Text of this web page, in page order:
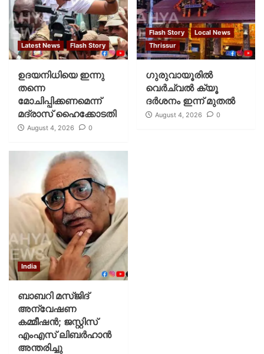
Latest News Flash Story
ഉദയനിധിയെ ഇന്നു
തന്നെ
മോചിപ്പിക്കണമെന്ന്
മദ്രാസ് ഹൈക്കോടതി
August 4, 2026 0
Flash Story
Local News
Thrissur
ഗുരുവായൂരില്‍
വെര്‍ച്വല്‍ ക്യൂ
ദര്‍ശനം ഇന്ന് മുതല്‍
August 4, 2026 0
India
ബാബറി മസ്ജിദ്
അന്വേഷണ
കമ്മീഷന്‍; ജസ്റ്റിസ്
എംഎസ് ലിബര്‍ഹാന്‍
അന്തരിച്ചു